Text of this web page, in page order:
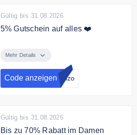
Gültig bis 31.08.2026
5% Gutschein auf alles ❤️
D'Arienzo an und erhalten Sie
einen 5% Gutschein auf das
gesamte Sortiment.
Mehr Details
Code anzeigen enzo
Gültig bis 31.08.2026
Bis zu 70% Rabatt im Damen